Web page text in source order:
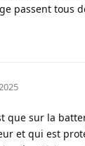
passent tous
que sur la
et qui est